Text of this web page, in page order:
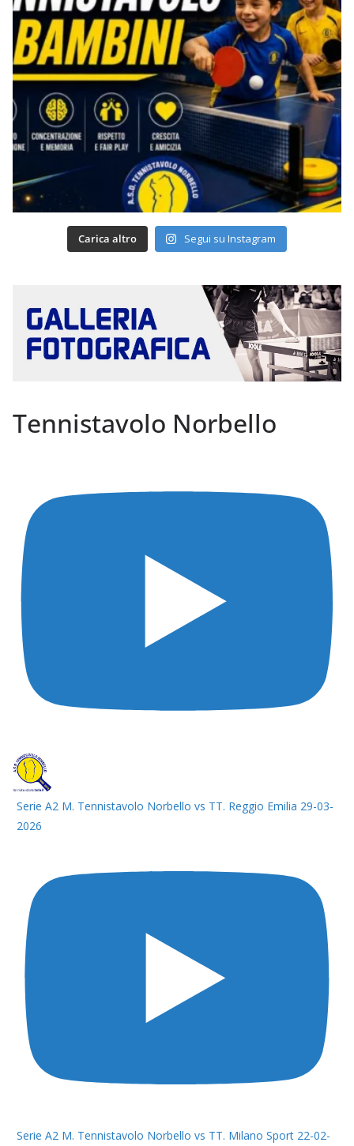
Carica altro Segui su Instagram
Tennistavolo Norbello
Serie A2 M. Tennistavolo Norbello vs TT. Reggio Emilia 29-03-
2026
Serie A2 M. Tennistavolo Norbello vs TT. Milano Sport 22-02-